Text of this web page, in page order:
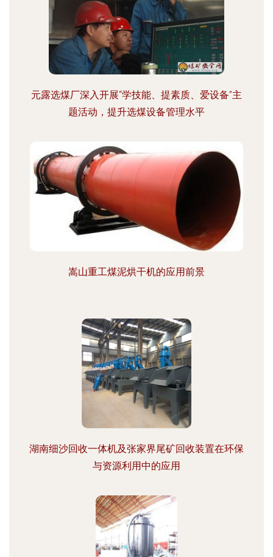
元露选煤厂深入开展“学技能、提素质、爱设备”主
题活动，提升选煤设备管理水平
嵩山重工煤泥烘干机的应用前景
湖南细沙回收一体机及张家界尾矿回收装置在环保
与资源利用中的应用